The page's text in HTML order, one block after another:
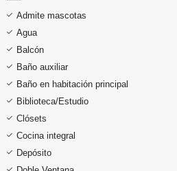
Admite mascotas
Agua
Balcón
Baño auxiliar
Baño en habitación principal
Biblioteca/Estudio
Clósets
Cocina integral
Depósito